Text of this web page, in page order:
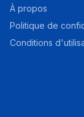
À propos
Politique de
Conditions